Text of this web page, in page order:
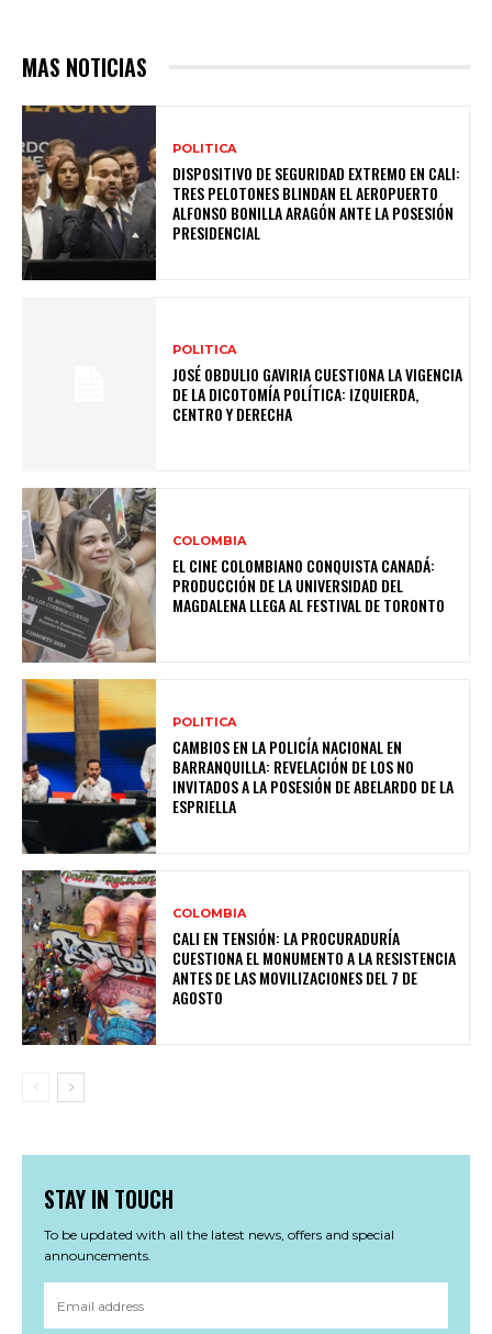
MAS NOTICIAS
POLITICA
DISPOSITIVO DE SEGURIDAD EXTREMO EN CALI:
TRES PELOTONES BLINDAN EL AEROPUERTO
ALFONSO BONILLA ARAGÓN ANTE LA POSESIÓN
PRESIDENCIAL
POLITICA
JOSÉ OBDULIO GAVIRIA CUESTIONA LA VIGENCIA
DE LA DICOTOMÍA POLÍTICA: IZQUIERDA,
CENTRO Y DERECHA
COLOMBIA
EL CINE COLOMBIANO CONQUISTA CANADÁ:
PRODUCCIÓN DE LA UNIVERSIDAD DEL
MAGDALENA LLEGA AL FESTIVAL DE TORONTO
POLITICA
CAMBIOS EN LA POLICÍA NACIONAL EN
BARRANQUILLA: REVELACIÓN DE LOS NO
INVITADOS A LA POSESIÓN DE ABELARDO DE LA
ESPRIELLA
COLOMBIA
CALI EN TENSIÓN: LA PROCURADURÍA
CUESTIONA EL MONUMENTO A LA RESISTENCIA
ANTES DE LAS MOVILIZACIONES DEL 7 DE
AGOSTO
STAY IN TOUCH
To be updated with all the latest news, offers and special
announcements.